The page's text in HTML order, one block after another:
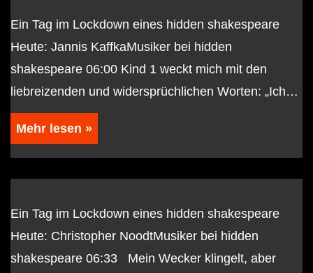
Ein Tag im Lockdown eines hidden shakespeare
Heute: Jannis KaffkaMusiker bei hidden
shakespeare 06:00 Kind 1 weckt mich mit den
liebreizenden und widersprüchlichen Worten: „Ich…
Mehr lesen »
Ein Tag im Lockdown eines hidden shakespeare
Heute: Christopher NoodtMusiker bei hidden
shakespeare 06:33 Mein Wecker klingelt, aber